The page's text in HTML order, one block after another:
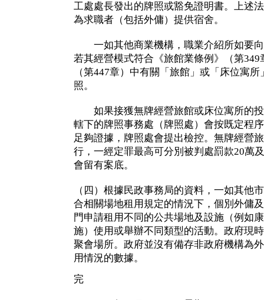
工處處長發出的牌照或豁免證明書。上述
為求職者（包括外傭）提供宿舍。
一如其他商業機構，職業介紹所如要向
若其經營模式符合《旅館業條例》（第
（第447章）中有關「旅館」或「床位寓
照。
如果接獲無牌經營旅館或床位寓所的投
轄下的牌照事務處（牌照處）會按既定程
足夠證據，牌照處會提出檢控。無牌經營
行，一經定罪最高可分別被判處罰款20萬
會留有案底。
（四）根據民政事務局的資料，一如其他
合相關場地租用規定的情況下，個別外傭
門申請租用不同的公共場地及設施（例如
施）使用或舉辦不同類型的活動。政府現
聚會場所。政府並沒有備存非政府機構為
用情況的數據。
完